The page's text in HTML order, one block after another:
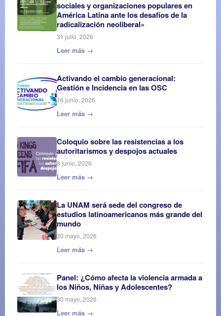
sociales y organizaciones populares en
América Latina ante los desafíos de la
radicalización neoliberal»
31 julio, 2026
Leer más →
Activando el cambio generacional:
Gestión e Incidencia en las OSC
16 junio, 2026
Leer más →
Coloquio sobre las resistencias a los
autoritarismos y despojos actuales
8 junio, 2026
Leer más →
La UNAM será sede del congreso de
estudios latinoamericanos más grande del
mundo
30 mayo, 2026
Leer más →
Panel: ¿Cómo afecta la violencia armada a
los Niños, Niñas y Adolescentes?
30 mayo, 2026
Leer más →